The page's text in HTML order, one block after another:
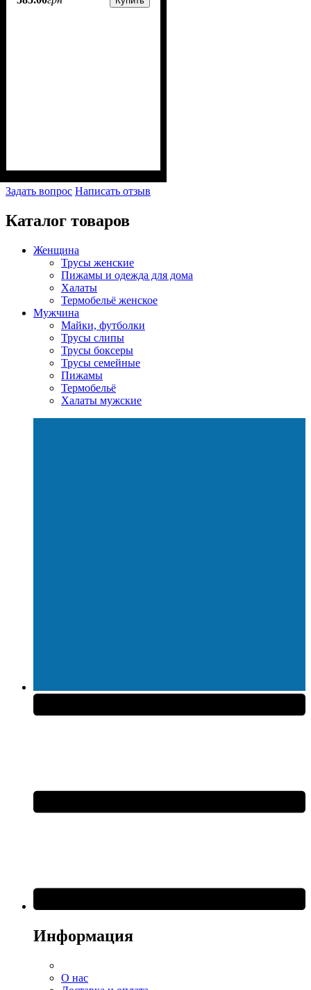
Задать вопрос Написать отзыв
Каталог товаров
Женщина
Трусы женские
Пижамы и одежда для дома
Халаты
Термобельё женское
Мужчина
Майки, футболки
Трусы слипы
Трусы боксеры
Трусы семейные
Пижамы
Термобельё
Халаты мужские
Информация
О нас